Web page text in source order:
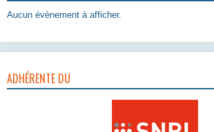
Aucun évènement à afficher.
ADHÉRENTE DU